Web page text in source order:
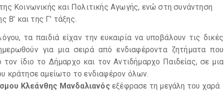
Κοινωνικής και Πολιτικής Αγωγής, ενώ στη συνάντηση
Β' και της Γ' τάξης.
τα παιδιά είχαν την ευκαιρία να υποβάλουν τις δικές
για μια σειρά από ενδιαφέροντα ζητήματα που
ίδιο το Δήμαρχο και τον Αντιδήμαρχο Παιδείας, σε μια
κράτησε αμείωτο το ενδιαφέρον όλων.
Κλεάνθης Μανδαλιανόςεξέφρασε τη μεγάλη του χαρά